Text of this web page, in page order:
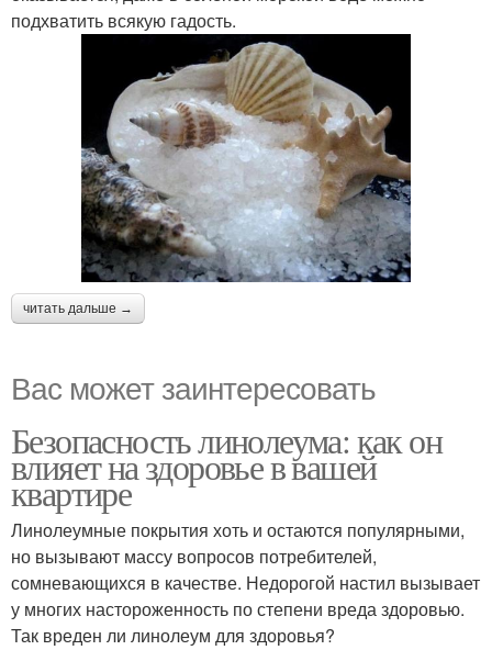
подхватить всякую гадость.
читать дальше →
Вас может заинтересовать
Безопасность линолеума: как он
влияет на здоровье в вашей
квартире
Линолеумные покрытия хоть и остаются популярными,
но вызывают массу вопросов потребителей,
сомневающихся в качестве. Недорогой настил вызывает
у многих настороженность по степени вреда здоровью.
Так вреден ли линолеум для здоровья?